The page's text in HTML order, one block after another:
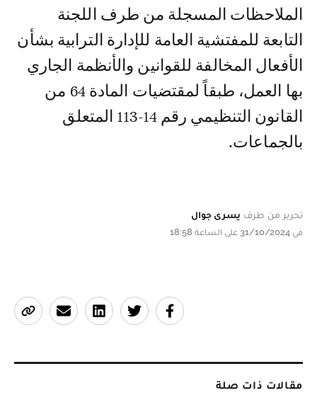
الملاحظات المسجلة من طرف اللجنة
التابعة للمفتشية العامة للإدارة الترابية بشأن
الأفعال المخالفة للقوانين والأنظمة الجاري
بها العمل، طبقاً لمقتضيات المادة 64 من
القانون التنظيمي رقم 14-113 المتعلق
بالجماعات.
تحرير من طرف يسرى جوال
في 31/10/2024 على الساعة 18:58
مقالات ذات صلة